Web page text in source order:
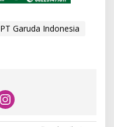
PT Garuda Indonesia